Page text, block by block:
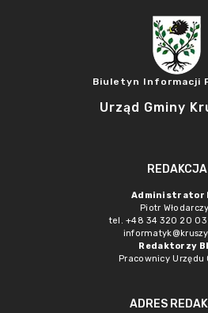
Biuletyn Informacji
Urząd Gminy
REDAKCJA
Administrator
Piotr
tel. +48 34 320 20 03
Redaktorzy
Pracownicy Urzędu
ADRES